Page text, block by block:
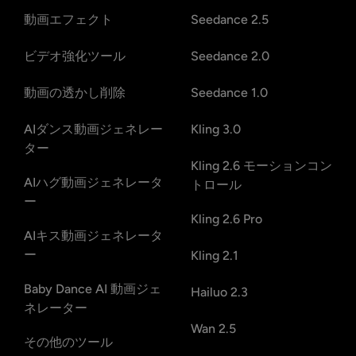
動画エフェクト
ビデオ強化ツール
動画の透かし削除
AIダンス動画ジェネレー
ター
AIハグ動画ジェネレータ
ー
AIキス動画ジェネレータ
ー
Baby Dance AI 動画ジェ
ネレーター
その他のツール
Seedance 2.5
Seedance 2.0
Seedance 1.0
Kling 3.0
Kling 2.6 モーションコン
トロール
Kling 2.6 Pro
Kling 2.1
Hailuo 2.3
Wan 2.5